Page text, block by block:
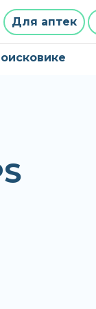
Для аптек